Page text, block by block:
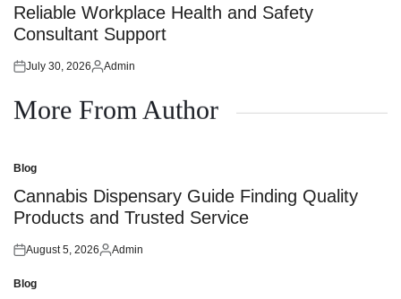
in
Reliable Workplace Health and Safety
Consultant Support
Posted
July 30, 2026
Posted
Admin
More From Author
Posted
in
Blog
Cannabis Dispensary Guide Finding Quality
Products and Trusted Service
Posted
August 5, 2026
Posted
Admin
Posted
Blog